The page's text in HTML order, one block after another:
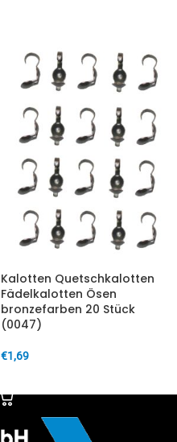
Kalotten Quetschkalotten
Fädelkalotten Ösen
bronzefarben 20 Stück
(0047)
€1,69